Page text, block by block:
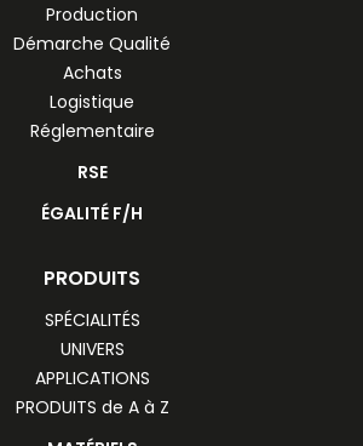
Production
Démarche Qualité
Achats
Logistique
Réglementaire
RSE
ÉGALITÉ F/H
PRODUITS
SPÉCIALITÉS
UNIVERS
APPLICATIONS
PRODUITS de A à Z